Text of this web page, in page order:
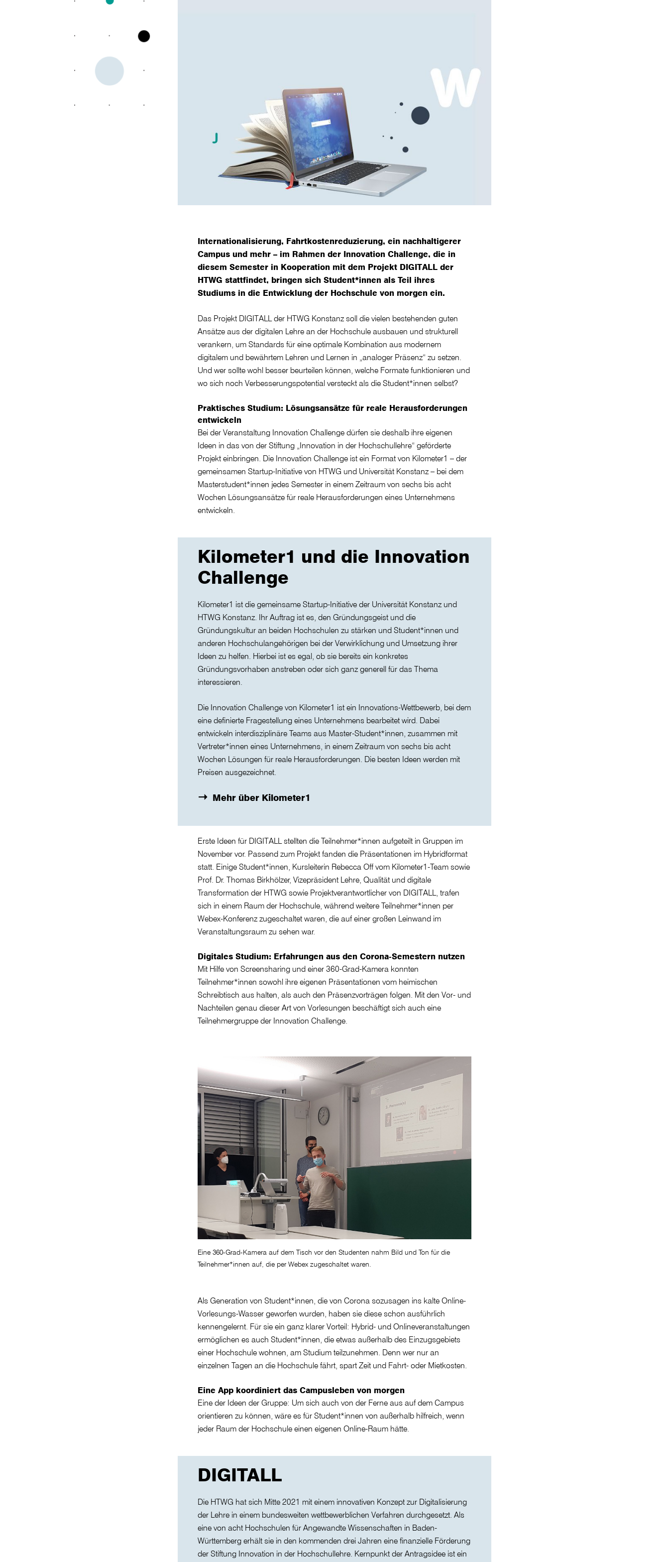
Internationalisierung, Fahrtkostenreduzierung, ein nachhaltigerer
Campus und mehr – im Rahmen der Innovation Challenge, die in
diesem Semester in Kooperation mit dem Projekt DIGITALL der
HTWG stattfindet, bringen sich Student*innen als Teil ihres
Studiums in die Entwicklung der Hochschule von morgen ein.
Das Projekt DIGITALL der HTWG Konstanz soll die vielen bestehenden guten
Ansätze aus der digitalen Lehre an der Hochschule ausbauen und strukturell
verankern, um Standards für eine optimale Kombination aus modernem
digitalem und bewährtem Lehren und Lernen in „analoger Präsenz“ zu setzen.
Und wer sollte wohl besser beurteilen können, welche Formate funktionieren und
wo sich noch Verbesserungspotential versteckt als die Student*innen selbst?
Praktisches Studium: Lösungsansätze für reale Herausforderungen
entwickeln
Bei der Veranstaltung Innovation Challenge dürfen sie deshalb ihre eigenen
Ideen in das von der Stiftung „Innovation in der Hochschullehre“ geförderte
Projekt einbringen. Die Innovation Challenge ist ein Format von Kilometer1 – der
gemeinsamen Startup-Initiative von HTWG und Universität Konstanz – bei dem
Masterstudent*innen jedes Semester in einem Zeitraum von sechs bis acht
Wochen Lösungsansätze für reale Herausforderungen eines Unternehmens
entwickeln.
Kilometer1 und die Innovation
Challenge
Kilometer1 ist die gemeinsame Startup-Initiative der Universität Konstanz und
HTWG Konstanz. Ihr Auftrag ist es, den Gründungsgeist und die
Gründungskultur an beiden Hochschulen zu stärken und Student*innen und
anderen Hochschulangehörigen bei der Verwirklichung und Umsetzung ihrer
Ideen zu helfen. Hierbei ist es egal, ob sie bereits ein konkretes
Gründungsvorhaben anstreben oder sich ganz generell für das Thema
interessieren.
Die Innovation Challenge von Kilometer1 ist ein Innovations-Wettbewerb, bei dem
eine definierte Fragestellung eines Unternehmens bearbeitet wird. Dabei
entwickeln interdisziplinäre Teams aus Master-Student*innen, zusammen mit
Vertreter*innen eines Unternehmens, in einem Zeitraum von sechs bis acht
Wochen Lösungen für reale Herausforderungen. Die besten Ideen werden mit
Preisen ausgezeichnet.
Mehr über Kilometer1
Erste Ideen für DIGITALL stellten die Teilnehmer*innen aufgeteilt in Gruppen im
November vor. Passend zum Projekt fanden die Präsentationen im Hybridformat
statt. Einige Student*innen, Kursleiterin Rebecca Off vom Kilometer1-Team sowie
Prof. Dr. Thomas Birkhölzer, Vizepräsident Lehre, Qualität und digitale
Transformation der HTWG sowie Projektverantwortlicher von DIGITALL, trafen
sich in einem Raum der Hochschule, während weitere Teilnehmer*innen per
Webex-Konferenz zugeschaltet waren, die auf einer großen Leinwand im
Veranstaltungsraum zu sehen war.
Digitales Studium: Erfahrungen aus den Corona-Semestern nutzen
Mit Hilfe von Screensharing und einer 360-Grad-Kamera konnten
Teilnehmer*innen sowohl ihre eigenen Präsentationen vom heimischen
Schreibtisch aus halten, als auch den Präsenzvorträgen folgen. Mit den Vor- und
Nachteilen genau dieser Art von Vorlesungen beschäftigt sich auch eine
Teilnehmergruppe der Innovation Challenge.
Eine 360-Grad-Kamera auf dem Tisch vor den Studenten nahm Bild und Ton für die
Teilnehmer*innen auf, die per Webex zugeschaltet waren.
Als Generation von Student*innen, die von Corona sozusagen ins kalte Online-
Vorlesungs-Wasser geworfen wurden, haben sie diese schon ausführlich
kennengelernt. Für sie ein ganz klarer Vorteil: Hybrid- und Onlineveranstaltungen
ermöglichen es auch Student*innen, die etwas außerhalb des Einzugsgebiets
einer Hochschule wohnen, am Studium teilzunehmen. Denn wer nur an
einzelnen Tagen an die Hochschule fährt, spart Zeit und Fahrt- oder Mietkosten.
Eine App koordiniert das Campusleben von morgen
Eine der Ideen der Gruppe: Um sich auch von der Ferne aus auf dem Campus
orientieren zu können, wäre es für Student*innen von außerhalb hilfreich, wenn
jeder Raum der Hochschule einen eigenen Online-Raum hätte.
DIGITALL
Die HTWG hat sich Mitte 2021 mit einem innovativen Konzept zur Digitalisierung
der Lehre in einem bundesweiten wettbewerblichen Verfahren durchgesetzt. Als
eine von acht Hochschulen für Angewandte Wissenschaften in Baden-
Württemberg erhält sie in den kommenden drei Jahren eine finanzielle Förderung
der Stiftung Innovation in der Hochschullehre. Kernpunkt der Antragsidee ist ein